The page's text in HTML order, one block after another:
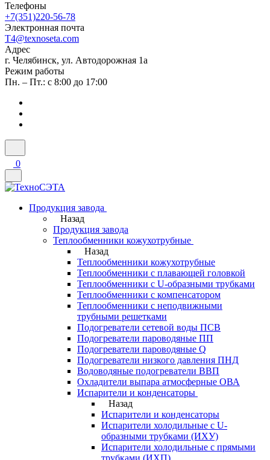
Телефоны
+7(351)220-56-78
Электронная почта
T4@texnoseta.com
Адрес
г. Челябинск, ул. Автодорожная 1а
Режим работы
Пн. – Пт.: с 8:00 до 17:00
0
Продукция завода
Назад
Продукция завода
Теплообменники кожухотрубные
Назад
Теплообменники кожухотрубные
Теплообменники с плавающей головкой
Теплообменники с U-образными трубками
Теплообменники с компенсатором
Теплообменники с неподвижными
трубными решетками
Подогреватели сетевой воды ПСВ
Подогреватели пароводяные ПП
Подогреватели пароводяные Q
Подогреватели низкого давления ПНД
Водоводяные подогреватели ВВП
Охладители выпара атмосферные ОВА
Испарители и конденсаторы
Назад
Испарители и конденсаторы
Испарители холодильные с U-
образными трубками (ИХУ)
Испарители холодильные с прямыми
трубками (ИХП)